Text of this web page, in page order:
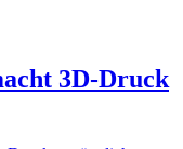
3D-Druck